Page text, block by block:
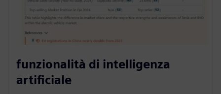
funzionalità di intelligenza
artificiale